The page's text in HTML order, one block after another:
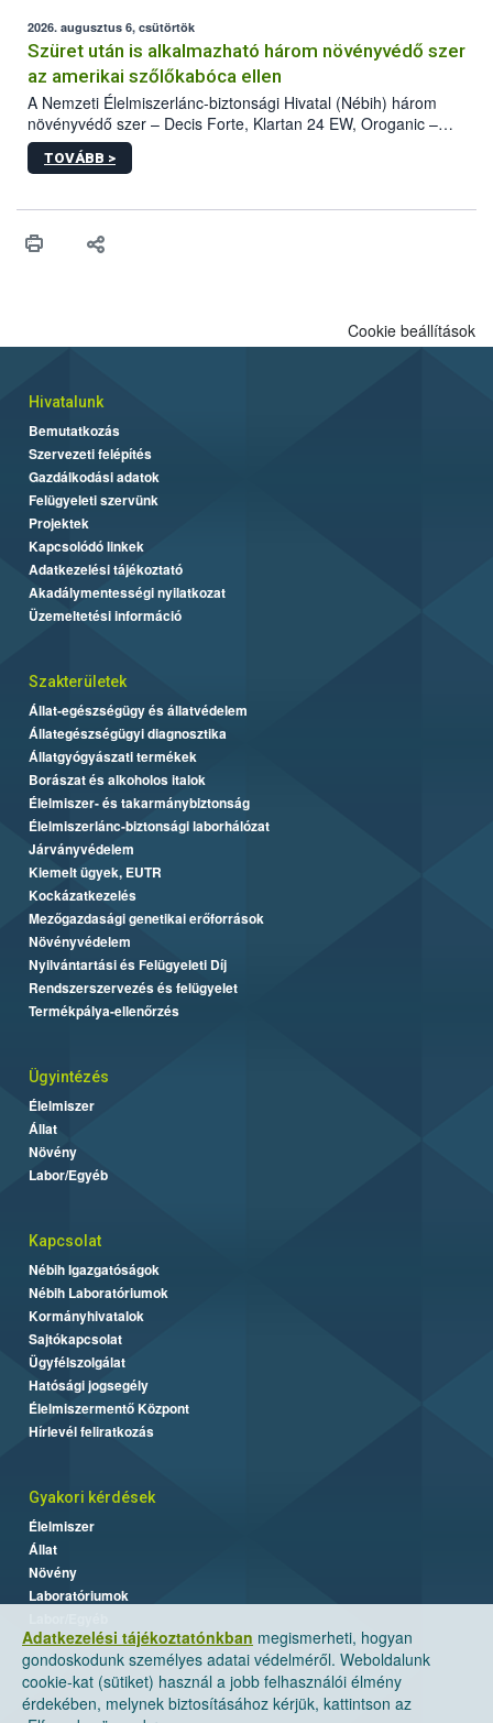
az intenzív felderítést, emellett az intézkedéseket a szlovák
hatósággal is összehangolják a terjedés megállítása érdekében.
2026. augusztus 6, csütörtök
Szüret után is alkalmazható három növényvédő szer
az amerikai szőlőkabóca ellen
A Nemzeti Élelmiszerlánc-biztonsági Hivatal (Nébih) három
növényvédő szer – Decis Forte, Klartan 24 EW, Oroganic –
engedélyokiratát módosította, így azok a szüretet követően,
egészen a vesszőérettség (BBCH 91) stádiumáig
érésű szőlőkben is legyen lehetőség a károsító elleni további
felhasználók számára is elérhető és ökológiai termesztésben is
TOVÁBB >
Adatkezelési tájékoztatónkban megismerheti, hogyan
gondoskodunk személyes adatai védelméről. Weboldalunk
cookie-kat (sütiket) használ a jobb felhasználói élmény
érdekében, melynek biztosításához kérjük, kattintson az
Cookie beállítások
Hivatalunk
Bemutatkozás
Szervezeti felépítés
Gazdálkodási adatok
Felügyeleti szervünk
Projektek
Kapcsolódó linkek
Adatkezelési tájékoztató
Akadálymentességi nyilatkozat
Üzemeltetési információ
Szakterületek
Állat-egészségügy és állatvédelem
Állategészségügyi diagnosztika
Állatgyógyászati termékek
Borászat és alkoholos italok
Élelmiszer- és takarmánybiztonság
Élelmiszerlánc-biztonsági laborhálózat
Járványvédelem
Kiemelt ügyek, EUTR
Kockázatkezelés
Mezőgazdasági genetikai erőforrások
Növényvédelem
Nyilvántartási és Felügyeleti Díj
Rendszerszervezés és felügyelet
Termékpálya-ellenőrzés
Ügyintézés
Élelmiszer
Állat
Növény
Labor/Egyéb
Kapcsolat
Nébih Igazgatóságok
Nébih Laboratóriumok
Kormányhivatalok
Sajtókapcsolat
Ügyfélszolgálat
Hatósági jogsegély
Élelmiszermentő Központ
Hírlevél feliratkozás
Gyakori kérdések
Élelmiszer
Állat
Növény
Laboratóriumok